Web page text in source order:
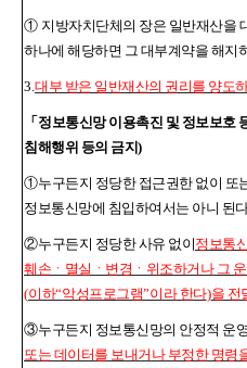
① 지방자치단체의 장은 일반재산을
하나에 해당하면 그 대부계약을 해지
3.대부 받은 일반재산의 권리를 양도
「 정보통신망 이용촉진 및 정보보호
침해행위 등의 금지 )
①누구든지 정당한 접근권한 없이 또
정보통신망에 침입하여서는 아니 된
②누구든지 정당한 사유 없이정보통
훼손ㆍ멸실ㆍ변경ㆍ위조하거나 그
(이하“악성프로그램”이라 한다)을 전
③누구든지 정보통신망의 안정적 운
또는 데이터를 보내거나 부정한 명령